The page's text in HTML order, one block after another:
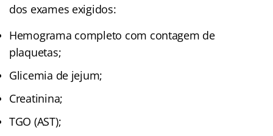
dos exames exigidos:
Hemograma completo com contagem de
plaquetas;
Glicemia de jejum;
Creatinina;
TGO (AST);